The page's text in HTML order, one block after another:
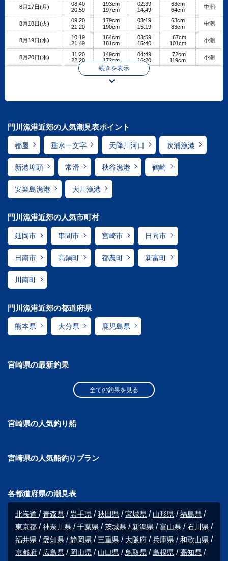
8月17日(月)
08:40
20:59
193cm
197cm
02:39
14:49
63cm
64cm
中潮
8月18日(火)
09:20
21:20
179cm
190cm
03:19
15:19
63cm
83cm
中潮
8月19日(水)
10:19
21:49
164cm
181cm
03:59
15:40
67cm
101cm
小潮
8月20日(木)
11:20
22:20
149cm
172cm
04:49
16:20
72cm
119cm
小潮
続きを表示
門川漁港近郊の人気潮見表ポイント
都屋 垂水一文字 天降川河口 吹浦漁港
新港埠頭 常滑 秋谷漁港 鶴崎
安楽島漁港 大川漁港
門川漁港近郊の人気市町村
延岡市 串間市 宮崎市 日向市
日南市 高鍋町 都農町 新富町
川南町
門川漁港近郊の都道府県
熊本県 大分県 鹿児島県
宮崎県の最新釣果
全ての釣果を見る
宮崎県の人気釣り船
宮崎県の人気船釣りプラン
各都道府県の潮見表
北海道 青森県 岩手県 秋田県 宮城県 山形県
福島県
東京都
神奈川県 千葉県 茨城県 新潟県 富山県
石川県
福井県
愛知県 静岡県 三重県 大阪府 兵庫県
和歌山県
京都府
広島県 岡山県 山口県 鳥取県 島根県 高知県